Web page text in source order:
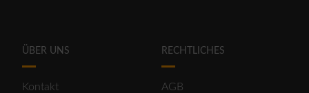
ÜBER UNS
Kontakt
RECHTLICHES
AGB